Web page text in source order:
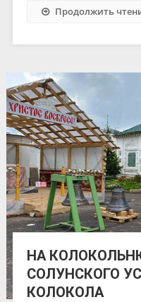
Продолжить
НА
СОЛУНСКОГО
КОЛОКОЛА